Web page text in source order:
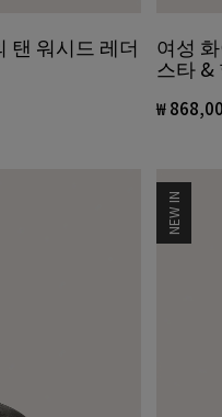
탠 워시드 레더 여성
스타 &
₩
NEW IN